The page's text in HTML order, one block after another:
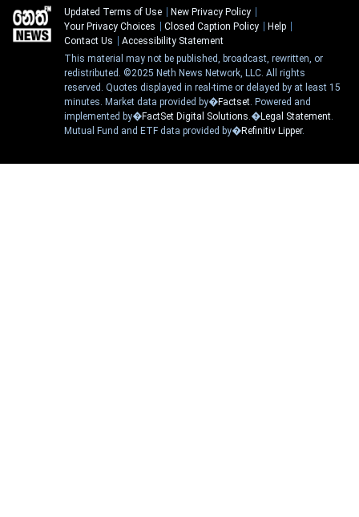
Updated Terms of Use
New Privacy Policy
Your Privacy Choices
Closed Caption Policy
Help
Contact Us
Accessibility Statement
This material may not be published, broadcast, rewritten, or
redistributed. ©2025 Neth News Network, LLC. All rights
reserved. Quotes displayed in real-time or delayed by at least 15
minutes. Market data provided by�Factset. Powered and
implemented by�FactSet Digital Solutions.�Legal Statement.
Mutual Fund and ETF data provided by�Refinitiv Lipper.